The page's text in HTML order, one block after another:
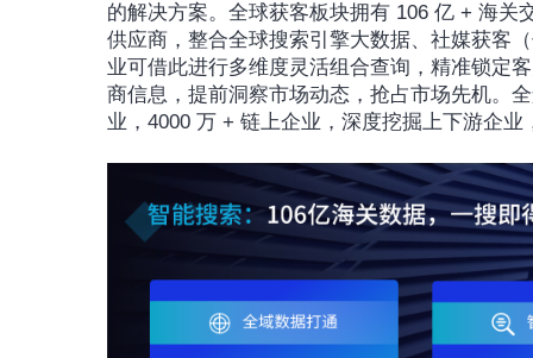
的解决方案。全球获客板块拥有 106 亿 + 海关
供应商，整合全球搜索引擎大数据、社媒获客
业可借此进行多维度灵活组合查询，精准锁定
商信息，提前洞察市场动态，抢占市场先机。
业，4000 万 + 链上企业，深度挖掘上下游企